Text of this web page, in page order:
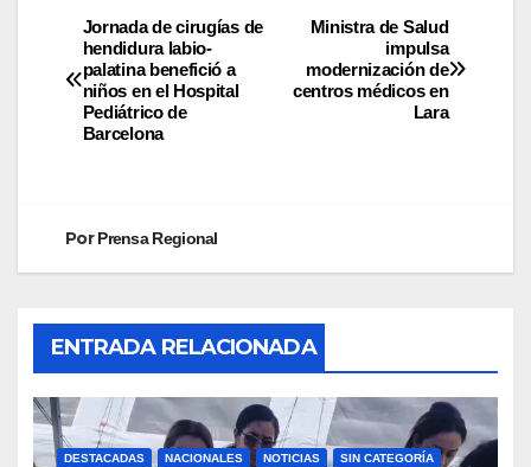
Ministra de Salud
impulsa
modernización de
centros médicos en
Lara
Jornada de cirugías de
hendidura labio-
palatina benefició a
niños en el Hospital
Pediátrico de
Barcelona
PorPrensa Regional
ENTRADA RELACIONADA
DESTACADAS NACIONALES NOTICIAS SIN CATEGORÍA